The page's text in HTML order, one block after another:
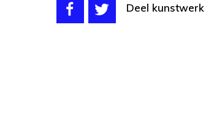
Deel kunstwerk